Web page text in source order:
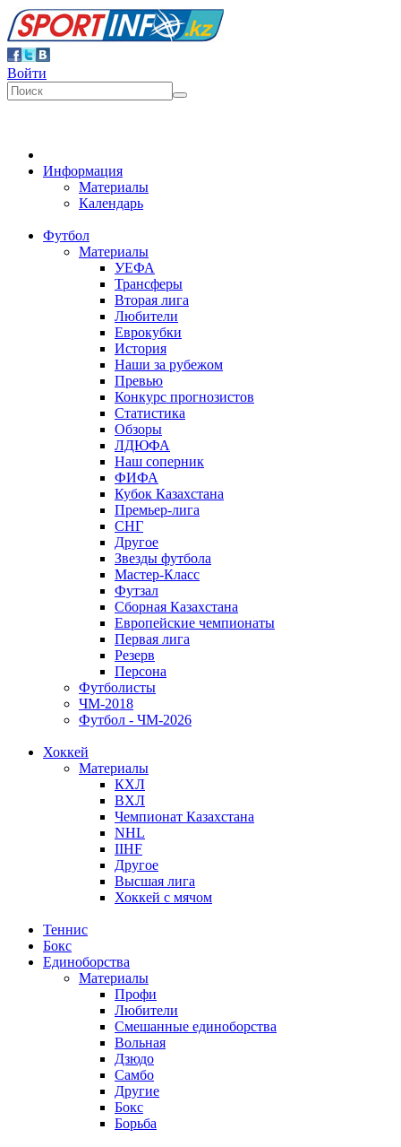
Войти
Информация
Материалы
Календарь
Футбол
Материалы
УЕФА
Трансферы
Вторая лига
Любители
Еврокубки
История
Наши за рубежом
Превью
Конкурс прогнозистов
Статистика
Обзоры
ЛДЮФА
Наш соперник
ФИФА
Кубок Казахстана
Премьер-лига
СНГ
Другое
Звезды футбола
Мастер-Класс
Футзал
Сборная Казахстана
Европейские чемпионаты
Первая лига
Резерв
Персона
Футболисты
ЧМ-2018
Футбол - ЧМ-2026
Хоккей
Материалы
КХЛ
ВХЛ
Чемпионат Казахстана
NHL
IIHF
Другое
Высшая лига
Хоккей с мячом
Теннис
Бокс
Единоборства
Материалы
Профи
Любители
Смешанные единоборства
Вольная
Дзюдо
Самбо
Другие
Бокс
Борьба